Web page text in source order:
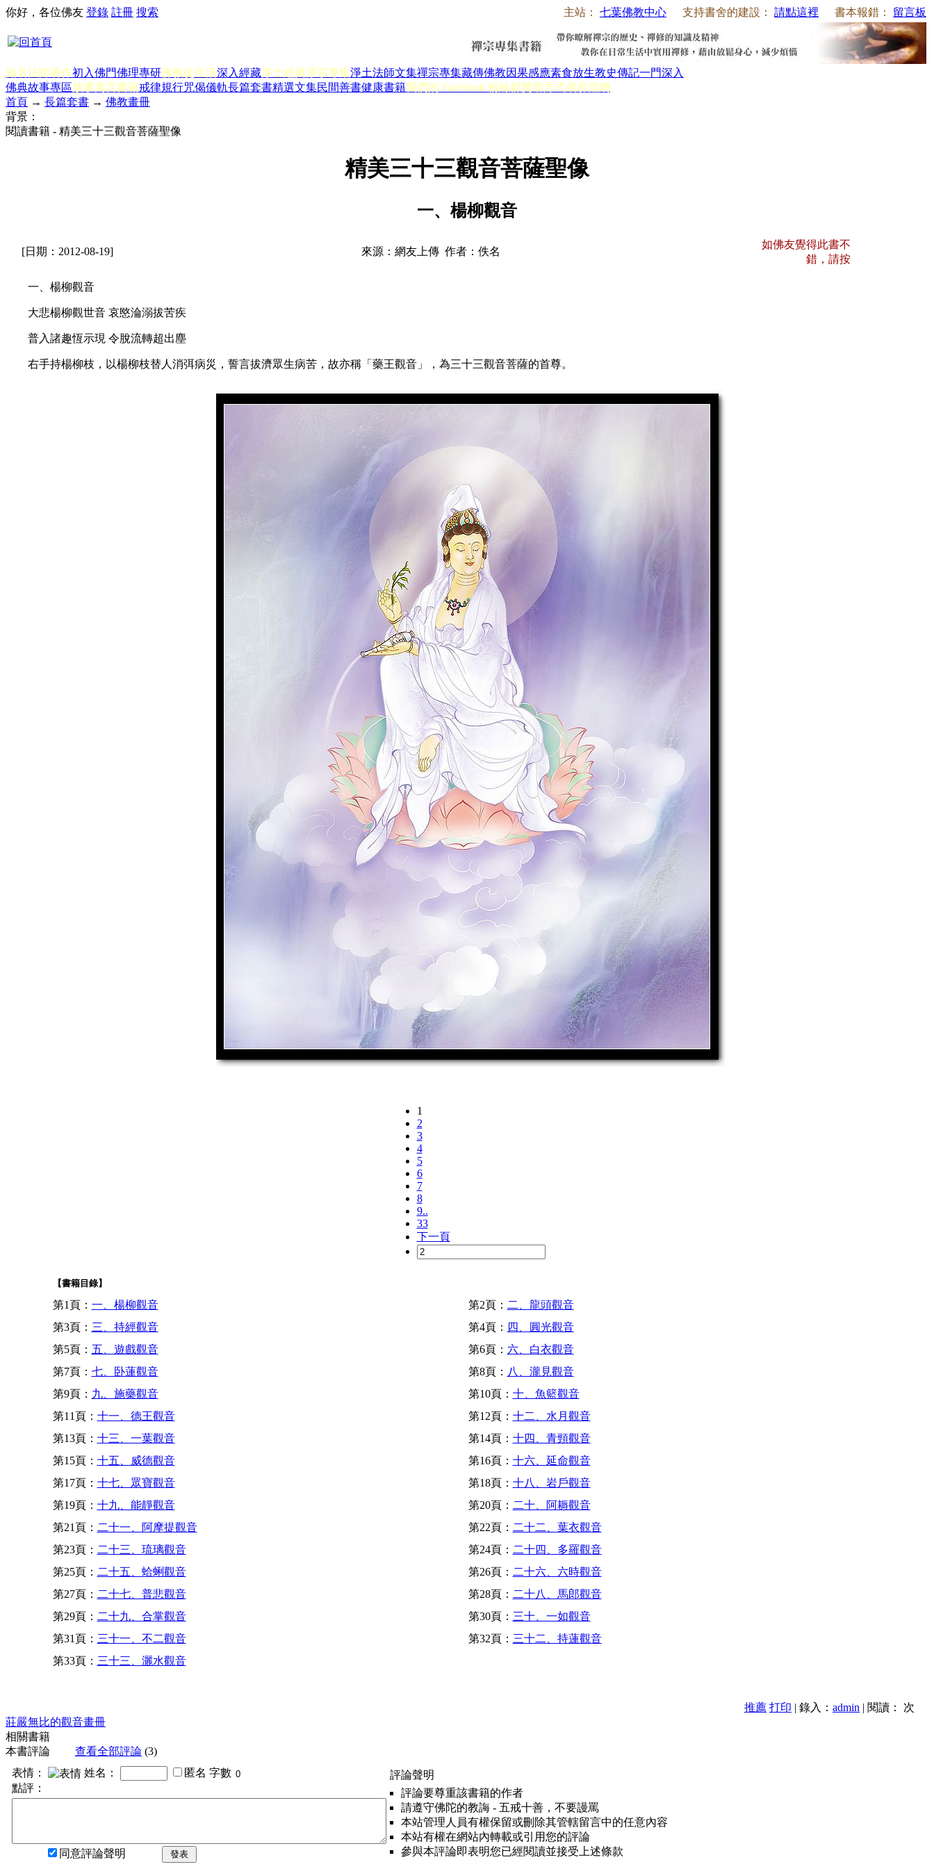
主站： 七葉佛教中心 支持書舍的建設： 請點這裡 書本報錯： 留言板
你好，各位佛友 登錄 註冊 搜索
知名法師著作初入佛門佛理專研佛教徒生活深入經藏淨土經典淨宗專集淨土法師文集禪宗專集藏傳佛教因果感應素食放生教史傳記一門深入
佛典故事專區故事寓言書籍戒律規行咒偈儀軌長篇套書精選文集民間善書健康書籍我們的 Facebook 粉絲群贊助方式戒邪淫網
首頁 → 長篇套書 → 佛教畫冊
背景：
閱讀書籍 - 精美三十三觀音菩薩聖像
精美三十三觀音菩薩聖像
一、楊柳觀音
[日期：2012-08-19] 來源：網友上傳 作者：佚名
如佛友覺得此書不
錯，請按
一、楊柳觀音
大悲楊柳觀世音 哀愍淪溺拔苦疾
普入諸趣恆示現 令脫流轉超出塵
右手持楊柳枝，以楊柳枝替人消弭病災，誓言拔濟眾生病苦，故亦稱「藥王觀音」，為三十三觀音菩薩的首尊。
1
2
3
4
5
6
7
8
9..
33
下一頁
【書籍目錄】
第1頁： 一、楊柳觀音 第2頁： 二、龍頭觀音
第3頁： 三、持經觀音 第4頁： 四、圓光觀音
第5頁： 五、遊戲觀音 第6頁： 六、白衣觀音
第7頁： 七、卧蓮觀音 第8頁： 八、瀧見觀音
第9頁： 九、施藥觀音 第10頁： 十、魚籃觀音
第11頁： 十一、德王觀音 第12頁： 十二、水月觀音
第13頁： 十三、一葉觀音 第14頁： 十四、青頸觀音
第15頁： 十五、威德觀音 第16頁： 十六、延命觀音
第17頁： 十七、眾寶觀音 第18頁： 十八、岩戶觀音
第19頁： 十九、能靜觀音 第20頁： 二十、阿耨觀音
第21頁： 二十一、阿摩提觀音 第22頁： 二十二、葉衣觀音
第23頁： 二十三、琉璃觀音 第24頁： 二十四、多羅觀音
第25頁： 二十五、蛤蜊觀音 第26頁： 二十六、六時觀音
第27頁： 二十七、普悲觀音 第28頁： 二十八、馬郎觀音
第29頁： 二十九、合掌觀音 第30頁： 三十、一如觀音
第31頁： 三十一、不二觀音 第32頁： 三十二、持蓮觀音
第33頁： 三十三、灑水觀音
推薦 打印 | 錄入： admin | 閱讀：
次
莊嚴無比的觀音畫冊
相關書籍
本書評論
查看全部評論 (3)
表情：
姓名： 匿名 字數
點評：
同意評論聲明 發表
評論聲明
評論要尊重該書籍的作者
請遵守佛陀的教誨 - 五戒十善，不要謾罵
本站管理人員有權保留或刪除其管轄留言中的任意內容
本站有權在網站內轉載或引用您的評論
參與本評論即表明您已經閱讀並接受上述條款